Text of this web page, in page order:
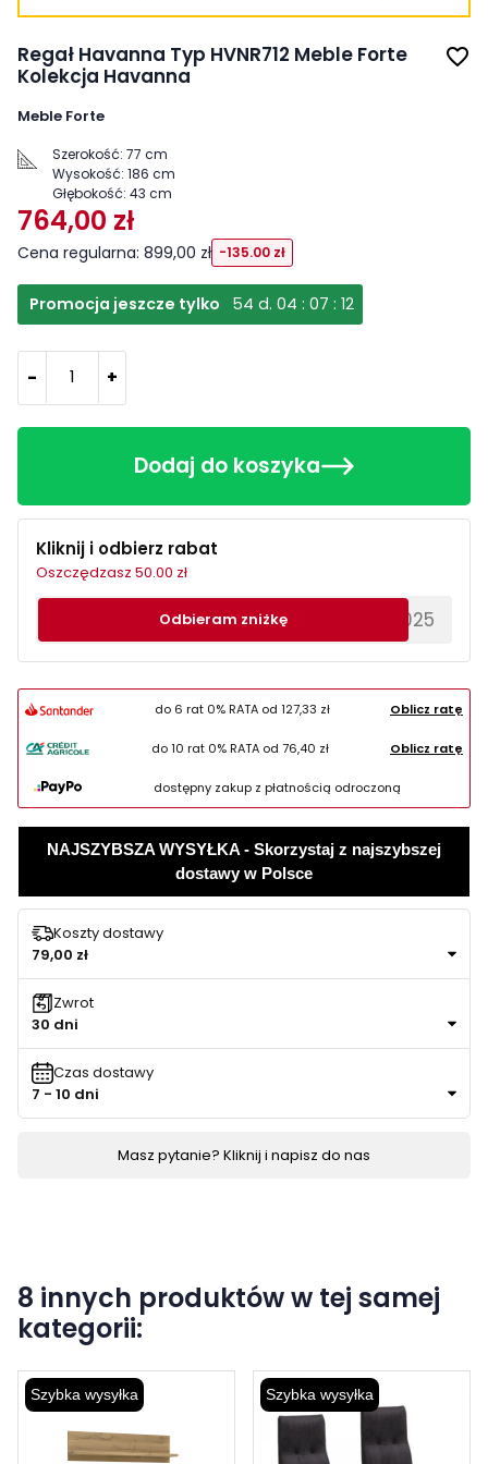
Regał Havanna Typ HVNR712 Meble Forte
Kolekcja Havanna
favorite_border
Meble Forte
Szerokość: 77 cm
Wysokość: 186 cm
Głębokość: 43 cm
764,00 zł
Cena regularna: 899,00 zł -135.00 zł
Promocja jeszcze tylko 54 d. 04 :07 :12
- +
Dodaj do koszyka
Kliknij i odbierz rabat
Oszczędzasz 50.00 zł
********EWS2025
Odbieram zniżkę
do 6 rat 0% RATA od 127,33 zł Oblicz ratę
do 10 rat 0% RATA od 76,40 zł Oblicz ratę
dostępny zakup z płatnością odroczoną
NAJSZYBSZA WYSYŁKA - Skorzystaj z najszybszej
dostawy w Polsce
Koszty dostawy
79,00 zł
Zwrot
30 dni
Czas dostawy
7 - 10 dni
Masz pytanie? Kliknij i napisz do nas
8 innych produktów w tej samej
kategorii:
Szybka wysyłka Szybka wysyłka